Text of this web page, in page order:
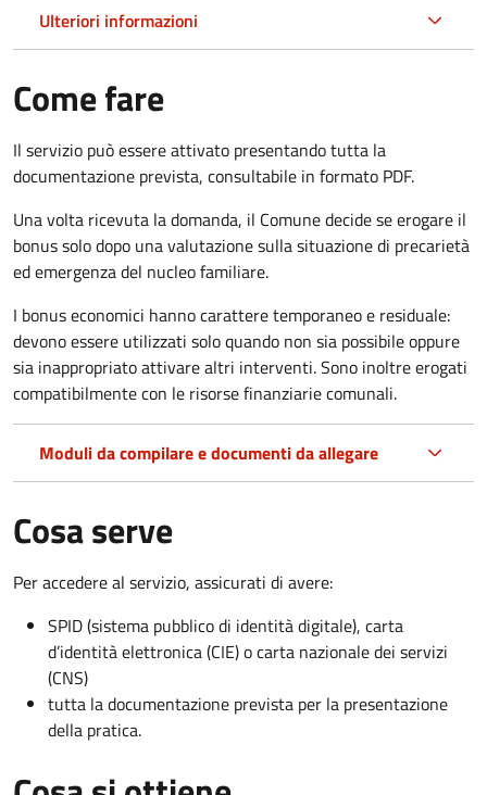
Ulteriori informazioni
Come fare
Il servizio può essere attivato presentando tutta la
documentazione prevista, consultabile in formato PDF.
Una volta ricevuta la domanda, il Comune decide se erogare il
bonus solo dopo una valutazione sulla situazione di precarietà
ed emergenza del nucleo familiare.
I bonus economici hanno carattere temporaneo e residuale:
devono essere utilizzati solo quando non sia possibile oppure
sia inappropriato attivare altri interventi. Sono inoltre erogati
compatibilmente con le risorse finanziarie comunali.
Moduli da compilare e documenti da allegare
Cosa serve
Per accedere al servizio, assicurati di avere:
SPID (sistema pubblico di identità digitale), carta
d’identità elettronica (CIE) o carta nazionale dei servizi
(CNS)
tutta la documentazione prevista per la presentazione
della pratica.